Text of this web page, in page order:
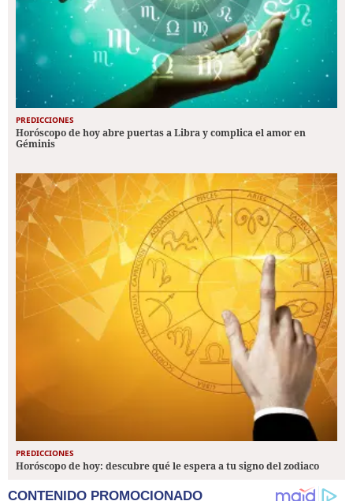
PREDICCIONES
Horóscopo de hoy abre puertas a Libra y complica el amor en
Géminis
PREDICCIONES
Horóscopo de hoy: descubre qué le espera a tu signo del zodiaco
CONTENIDO PROMOCIONADO